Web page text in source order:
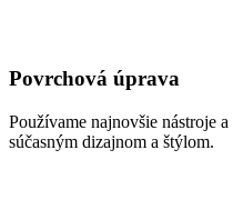
Povrchová úprava
Používame najnovšie nástroje
súčasným dizajnom a štýlom.